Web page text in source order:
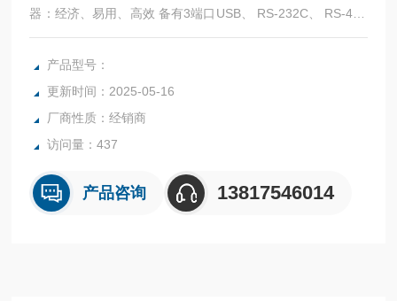
器：经济、易用、高效 备有3端口USB、 RS-232C、 RS-485
内置型CPU单元
产品型号：
更新时间：2025-05-16
厂商性质：经销商
访问量：437
产品咨询 13817546014